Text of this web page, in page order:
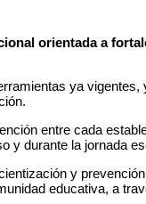
orientada a
ya
entre cada
y durante la jornada
y
educativa, a